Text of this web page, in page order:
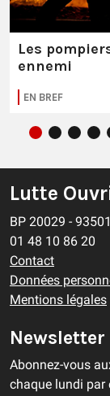
Les
ennemi
EN BREF
Lutte
BP 20029 -
01 48 10 86 20
Contact
Données
Mentions légales
Newsletter
Abonnez-vous
chaque lundi par